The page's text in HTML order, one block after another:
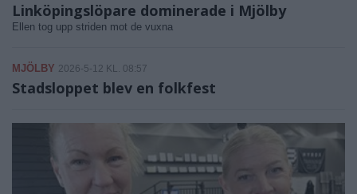
Linköpingslöpare dominerade i Mjölby
Ellen tog upp striden mot de vuxna
MJÖLBY 2026-5-12 KL. 08:57
Stadsloppet blev en folkfest